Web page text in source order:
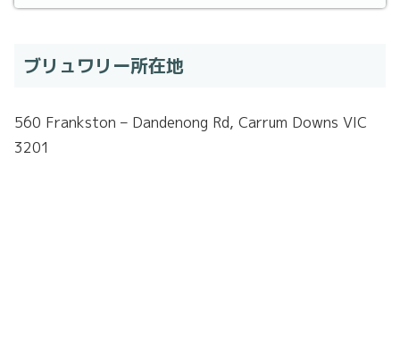
ブリュワリー所在地
560 Frankston – Dandenong Rd, Carrum Downs VIC
3201